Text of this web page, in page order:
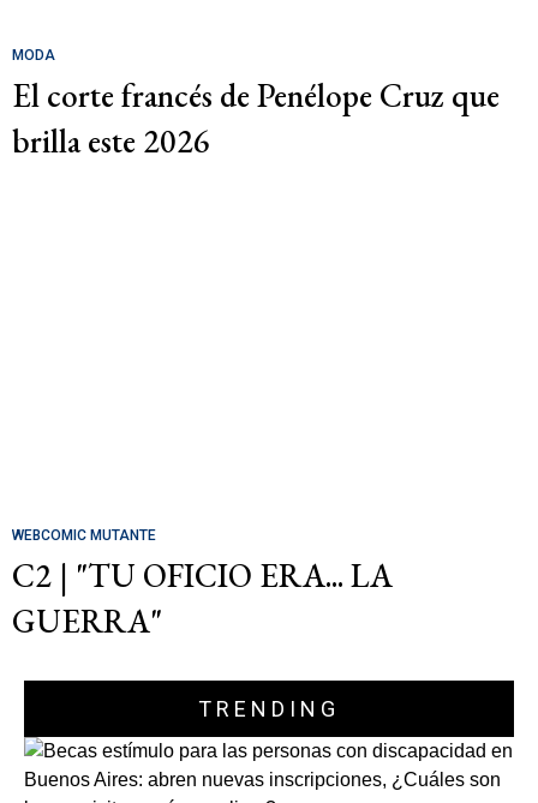
MODA
El corte francés de Penélope Cruz que
brilla este 2026
WEBCOMIC MUTANTE
C2 | "TU OFICIO ERA... LA
GUERRA"
TRENDING